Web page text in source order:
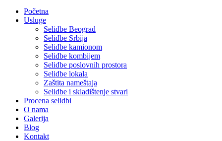
Početna
Usluge
Selidbe Beograd
Selidbe Srbija
Selidbe kamionom
Selidbe kombijem
Selidbe poslovnih prostora
Selidbe lokala
Zaštita nameštaja
Selidbe i skladištenje stvari
Procena selidbi
O nama
Galerija
Blog
Kontakt